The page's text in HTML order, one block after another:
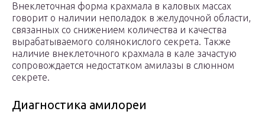
Внеклеточная форма крахмала в каловых массах
говорит о наличии неполадок в желудочной области,
связанных со снижением количества и качества
вырабатываемого солянокислого секрета. Также
наличие внеклеточного крахмала в кале зачастую
сопровождается недостатком амилазы в слюнном
секрете.
Диагностика амилореи